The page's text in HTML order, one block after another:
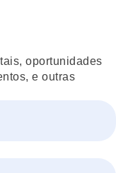
oportunidades
e outras